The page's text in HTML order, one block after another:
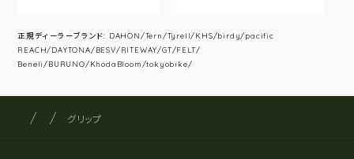
正規ディーラーブランド: DAHON/Tern/Tyrell/KHS/birdy/pacific
REACH/DAYTONA/BESV/RITEWAY/GT/FELT/
Beneli/BURUNO/KhodaBloom/tokyobike/
サイト内の現在地
サイクルショップナカゴヤ
グリップ